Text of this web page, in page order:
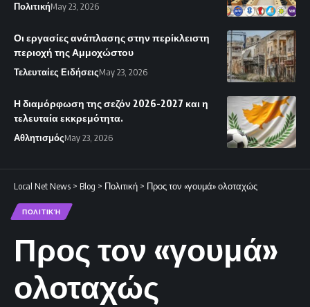
ΠολιτικήMay 23, 2026
Οι εργασίες ανάπλασης στην περίκλειστη
περιοχή της Αμμοχώστου
Τελευταίες ΕιδήσειςMay 23, 2026
Η διαμόρφωση της σεζόν 2026-2027 και η
τελευταία εκκρεμότητα.
ΑθλητισμόςMay 23, 2026
Local Net News > Blog > Πολιτική > Προς τον «γουμά» ολοταχώς
ΠΟΛΙΤΙΚΉ
Προς τον «γουμά»
ολοταχώς